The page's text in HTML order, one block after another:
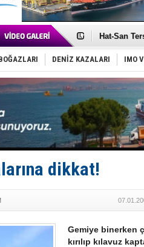
Türk
Hat-San
Med
Tekne, su
Bacasında
Dışişleri
Depo ve
Kruvaziyer
SES
Kargıcak
Denizlerin
DENİZ KAZALARI IMO
dikkat!
Gemiye binerken
kırılıp kılavuz